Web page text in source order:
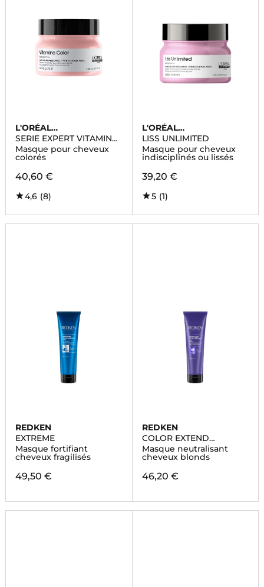
L'ORÉAL
PROFESSIONNEL
SERIE EXPERT VITAMINO
COLOR
Masque pour cheveux
colorés
40,60 €
4,6 (8)
L'ORÉAL
PROFESSIONNEL
LISS UNLIMITED
Masque pour cheveux
indisciplinés ou lissés
39,20 €
5 (1)
REDKEN
EXTREME
Masque fortifiant
cheveux fragilisés
49,50 €
REDKEN
COLOR EXTEND
BLONDAGE
Masque neutralisant
cheveux blonds
46,20 €